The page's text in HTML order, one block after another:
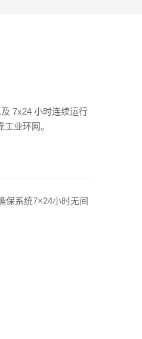
7x24 小时连续运行
业环网。
保系统7×24小时无间